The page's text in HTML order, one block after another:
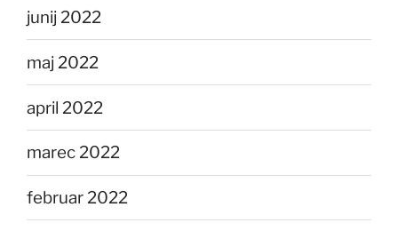
junij 2022
maj 2022
april 2022
marec 2022
februar 2022